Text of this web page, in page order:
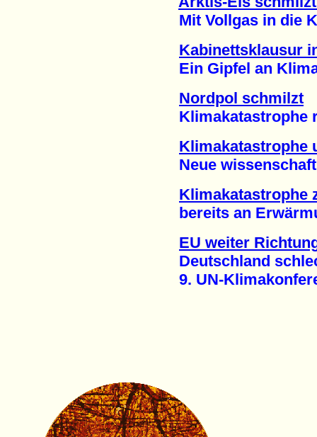
Mit Vollgas in die
Kabinettsklausur
Ein Gipfel an
Nordpol schmilzt
Klimakatastrophe
Klimakatastrophe
Neue
Klimakatastrophe
bereits an
EU weiter
Deutschland
9. UN-